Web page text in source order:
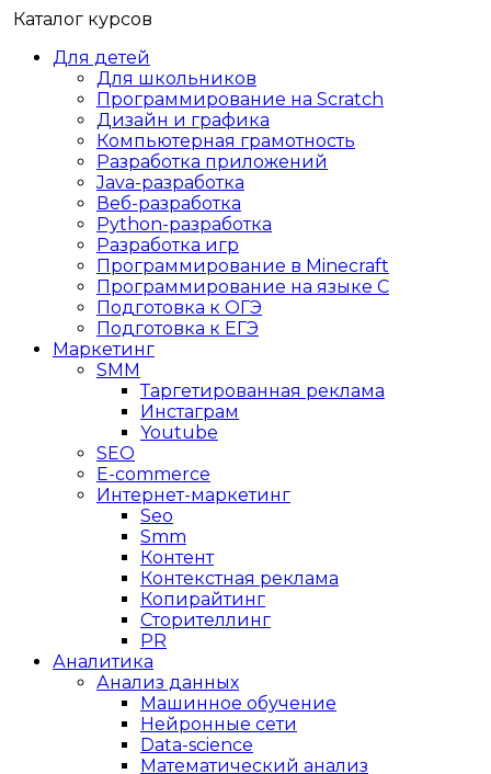
Каталог курсов
Для детей
Для школьников
Программирование на Scratch
Дизайн и графика
Компьютерная грамотность
Разработка приложений
Java-разработка
Веб-разработка
Python-разработка
Разработка игр
Программирование в Minecraft
Программирование на языке C
Подготовка к ОГЭ
Подготовка к ЕГЭ
Маркетинг
SMM
Таргетированная реклама
Инстаграм
Youtube
SEO
E-сommerce
Интернет-маркетинг
Seo
Smm
Контент
Контекстная реклама
Копирайтинг
Сторителлинг
PR
Аналитика
Анализ данных
Машинное обучение
Нейронные сети
Data-science
Математический анализ